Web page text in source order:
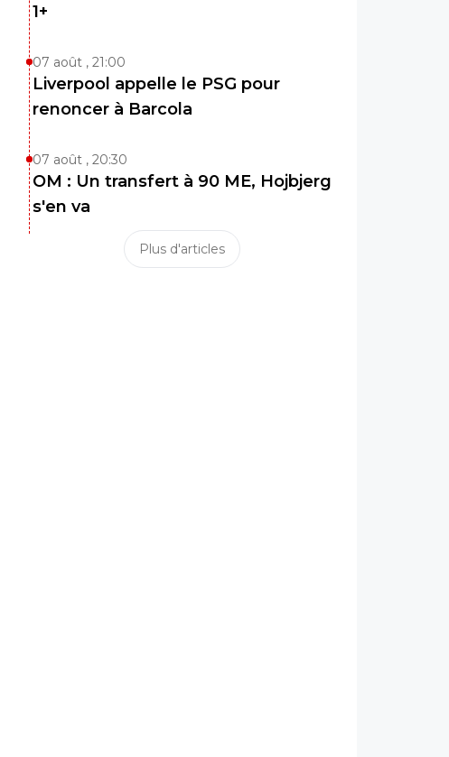
1+
07 août , 21:00
Liverpool appelle le PSG pour
renoncer à Barcola
07 août , 20:30
OM : Un transfert à 90 ME, Hojbjerg
s'en va
Plus d'articles